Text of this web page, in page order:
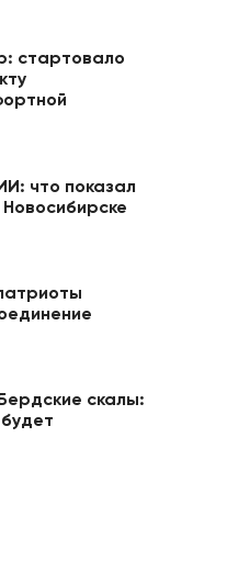
стартовало
что показал
скалы: